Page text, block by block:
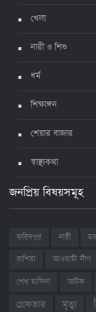
খেলা
নারী ও শিশু
ধর্ম
শিক্ষাঙ্গন
শেয়ার বাজার
স্বাস্থ্যকথা
জনপ্রিয় বিষয়সমূহ
ফরিদপুর নারী
রাশিয়া
আওয়ামী লীগ
শেখ হাসিনা আটক
গ্রেফতার
মৃত্যু